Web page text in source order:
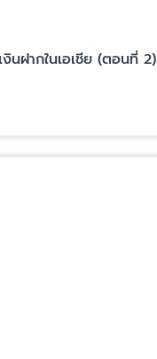
นฝากในเอเชีย (ตอนที่ 2)